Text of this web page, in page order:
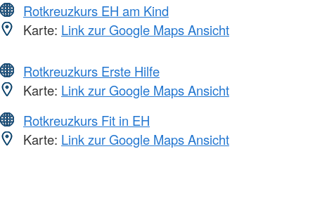
Rotkreuzkurs EH am Kind
Karte: Link zur Google Maps Ansicht
Rotkreuzkurs Erste Hilfe
Karte: Link zur Google Maps Ansicht
Rotkreuzkurs Fit in EH
Karte: Link zur Google Maps Ansicht